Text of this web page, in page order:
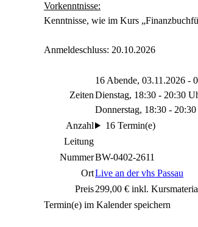
Vorkenntnisse:
Kenntnisse, wie im Kurs
Anmeldeschluss: 20.10.2026
Zeiten
16 Abende, 03.11.2026 -
Dienstag, 18:30 - 20:30
Donnerstag, 18:30 -
Anzahl
16 Termin(e)
Leitung
NummerBW-0402-2611
OrtLive an der vhs Passau
Preis299,00 € inkl.
Termin(e) im Kalender speichern